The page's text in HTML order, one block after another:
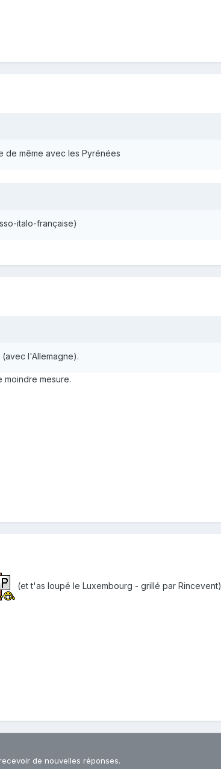
de même avec les Pyrénées
italo-française)
l'Allemagne).
moindre mesure.
(et t'as loupé le Luxembourg - grillé par Rincevent)
de nouvelles réponses.